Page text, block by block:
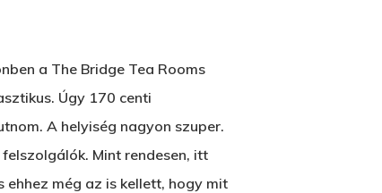
a The Bridge Tea Rooms
Úgy 170 centi
A helyiség nagyon szuper.
Mint rendesen, itt
még az is kellett, hogy mit